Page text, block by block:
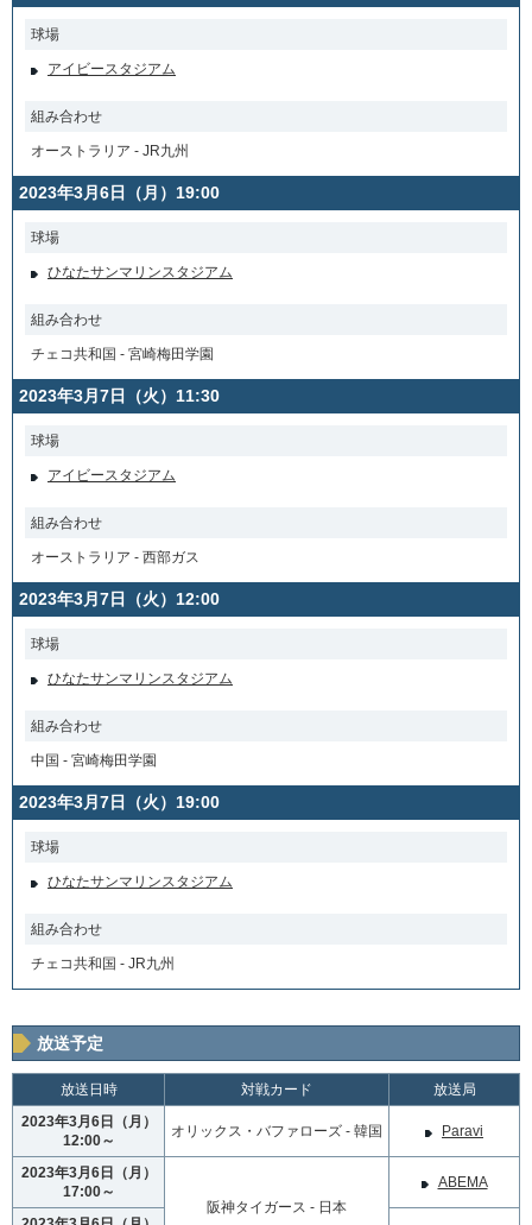
球場
アイビースタジアム
組み合わせ
オーストラリア - JR九州
2023年3月6日（月）19:00
球場
ひなたサンマリンスタジアム
組み合わせ
チェコ共和国 - 宮崎梅田学園
2023年3月7日（火）11:30
球場
アイビースタジアム
組み合わせ
オーストラリア - 西部ガス
2023年3月7日（火）12:00
球場
ひなたサンマリンスタジアム
組み合わせ
中国 - 宮崎梅田学園
2023年3月7日（火）19:00
球場
ひなたサンマリンスタジアム
組み合わせ
チェコ共和国 - JR九州
放送予定
放送日時 対戦カード
放送局
2023年3月6日（月）
12:00～
オリックス・バファローズ - 韓国 Paravi
2023年3月6日（月）
17:00～
阪神タイガース - 日本
ABEMA